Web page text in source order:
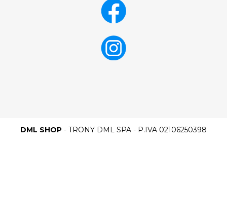
DML SHOP - TRONY DML SPA - P.IVA 02106250398